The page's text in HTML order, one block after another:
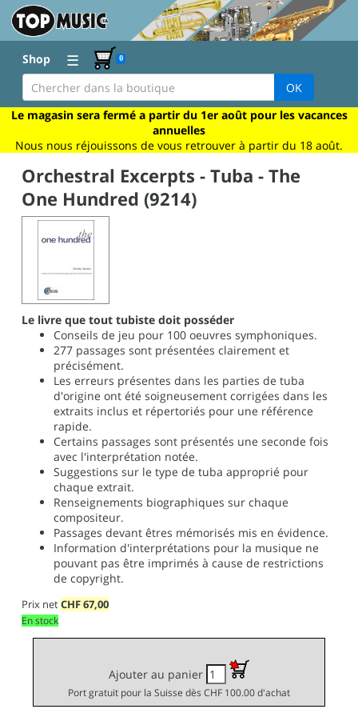
Shop ☰ 0
OK
Le magasin sera fermé a partir du 1er août pour les vacances
annuelles
Nous nous réjouissons de vous retrouver à partir du 18 août.
Orchestral Excerpts - Tuba - The
One Hundred (9214)
Le livre que tout tubiste doit posséder
Conseils de jeu pour 100 oeuvres symphoniques.
277 passages sont présentées clairement et
précisément.
Les erreurs présentes dans les parties de tuba
d'origine ont été soigneusement corrigées dans les
extraits inclus et répertoriés pour une référence
rapide.
Certains passages sont présentés une seconde fois
avec l'interprétation notée.
Suggestions sur le type de tuba approprié pour
chaque extrait.
Renseignements biographiques sur chaque
compositeur.
Passages devant êtres mémorisés mis en évidence.
Information d'interprétations pour la musique ne
pouvant pas être imprimés à cause de restrictions
de copyright.
Prix netCHF67,00
En stock
Ajouter au panier
Port gratuit pour la Suisse dès CHF 100.00 d'achat